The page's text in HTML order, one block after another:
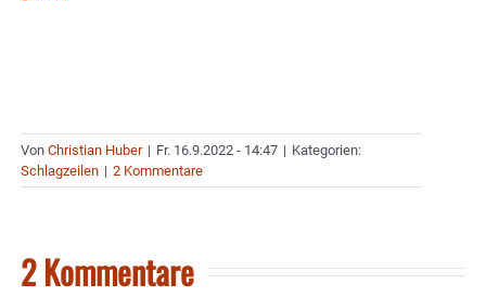
Von Christian Huber | Fr. 16.9.2022 - 14:47 | Kategorien:
Schlagzeilen | 2 Kommentare
2 Kommentare